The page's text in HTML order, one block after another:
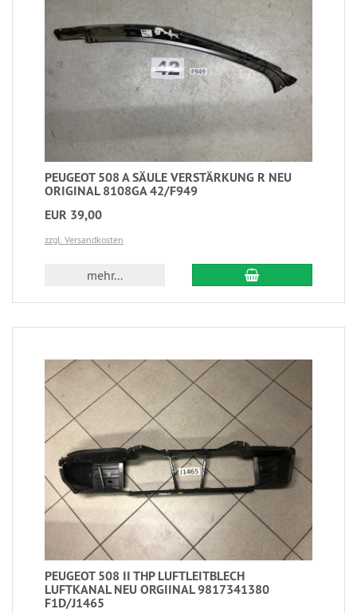
PEUGEOT 508 A SÄULE VERSTÄRKUNG R NEU
ORIGINAL 8108GA 42/F949
EUR 39,00
zzgl. Versandkosten
mehr...
PEUGEOT 508 II THP LUFTLEITBLECH
LUFTKANAL NEU ORGIINAL 9817341380
F1D/J1465